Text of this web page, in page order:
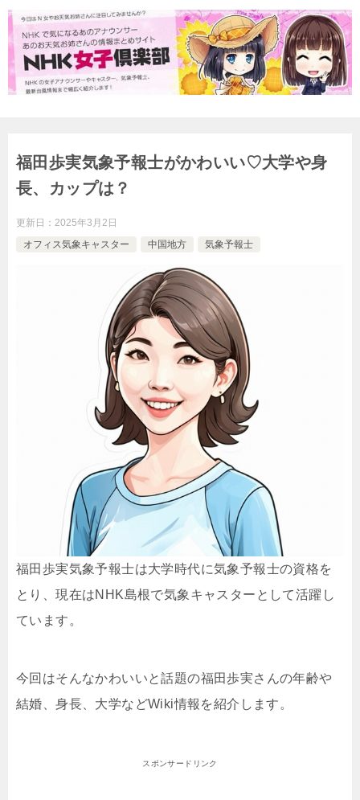
福田歩実気象予報士がかわいい♡大学や身
長、カップは？
更新日： 2025年3月2日
オフィス気象キャスター
中国地方 気象予報士
福田歩実気象予報士は大学時代に気象予報士の資格を
とり、現在はNHK島根で気象キャスターとして活躍し
ています。
今回はそんなかわいいと話題の福田歩実さんの年齢や
結婚、身長、大学などWiki情報を紹介します。
スポンサードリンク